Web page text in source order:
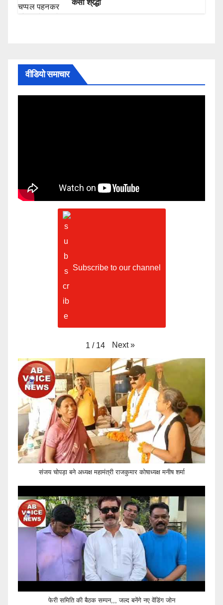
कैसी श्रद्धा
वीडियो समाचार
Subscribe to our channel
1 / 14 Next »
संजय चोपड़ा बने अध्यक्ष महामंत्री राजकुमार कोषाध्यक्ष मनीष शर्मा
फेरी समिति की बैठक सम्पन,,, जल्द बनेंगे नए वेंडिंग जोन